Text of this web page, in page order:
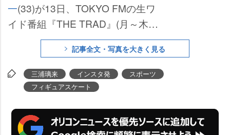
一(33)が13日、TOKYO FMの生ワ
イド番組『THE TRAD』(月～木
後3:00～4:50)にゲスト出演。自身
の好きなアーティストや音楽につ
いて明かす場面があった。
記事全文・写真を大きく見る
三浦璃来 インスタ発
スポーツ
フィギュアスケート